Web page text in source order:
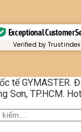
Exceptional Customer
Verified by Trustindex
tế GYMASTER.
Sơn, TP.HCM.